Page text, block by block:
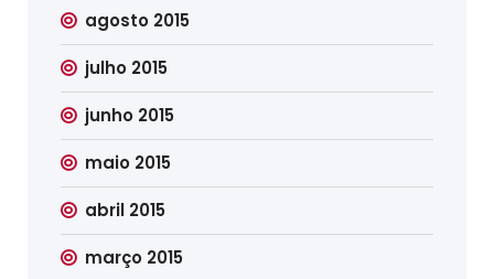
agosto 2015
julho 2015
junho 2015
maio 2015
abril 2015
março 2015